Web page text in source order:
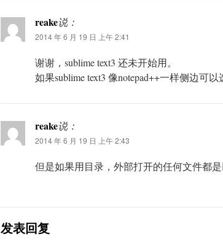
reake说：
2014 年 6 月 19 日 上午 2:41
谢谢，sublime text3 还未开始用。
如果sublime text3 像notepad++一样侧边可
reake说：
2014 年 6 月 19 日 上午 2:43
但是如果用目录，外部打开的任何文件都是
发表回复